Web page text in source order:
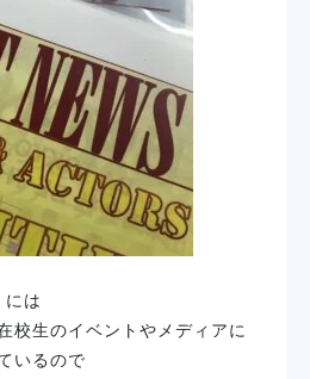
には
校生のイベントやメディアに
いるので